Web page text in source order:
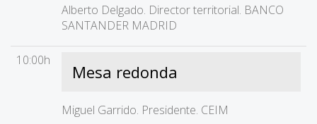
Alberto Delgado. Director territorial. BANCO
SANTANDER MADRID
10:00h
Mesa redonda
Miguel Garrido. Presidente. CEIM